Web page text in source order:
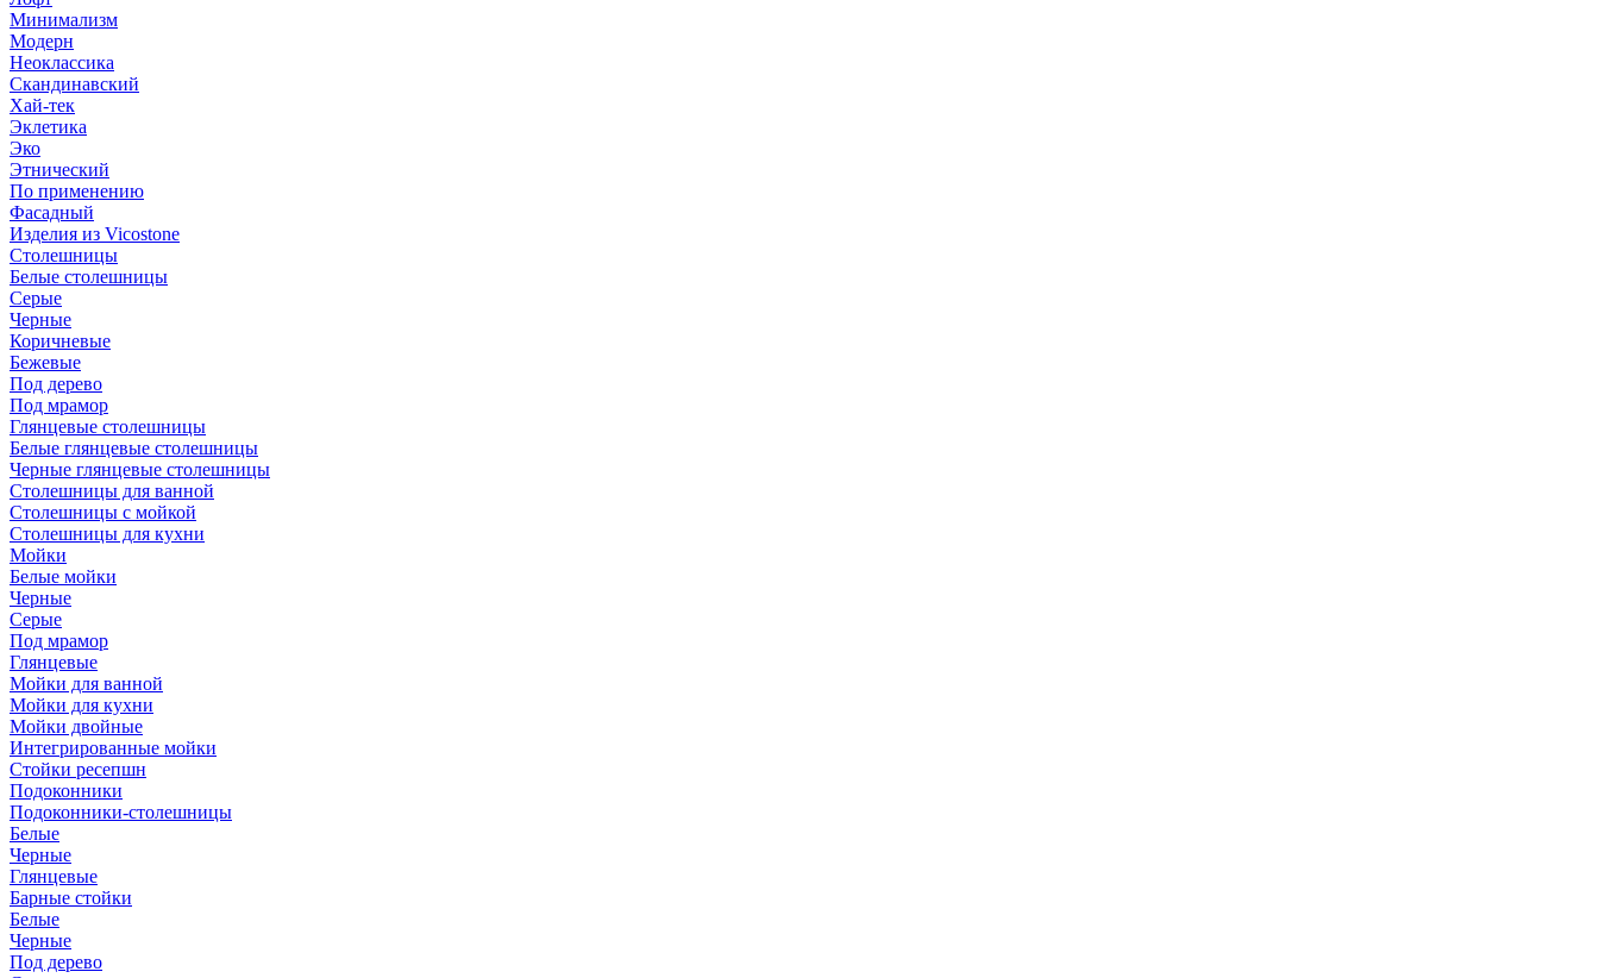
Минимализм
Модерн
Неоклассика
Скандинавский
Хай-тек
Эклетика
Эко
Этнический
По применению
Фасадный
Изделия из Vicostone
Столешницы
Белые столешницы
Серые
Черные
Коричневые
Бежевые
Под дерево
Под мрамор
Глянцевые столешницы
Белые глянцевые столешницы
Черные глянцевые столешницы
Столешницы для ванной
Столешницы с мойкой
Столешницы для кухни
Мойки
Белые мойки
Черные
Серые
Под мрамор
Глянцевые
Мойки для ванной
Мойки для кухни
Мойки двойные
Интегрированные мойки
Стойки ресепшн
Подоконники
Подоконники-столешницы
Белые
Черные
Глянцевые
Барные стойки
Белые
Черные
Под дерево